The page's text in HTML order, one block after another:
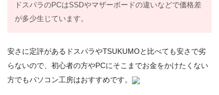
ドスパラのPCはSSDやマザーボードの違いなどで価格差
が多少生じています。
安さに定評があるドスパラやTSUKUMOと比べても安さで劣
らないので、初心者の方やPCにそこまでお金をかけたくない
方でもパソコン工房はおすすめです。